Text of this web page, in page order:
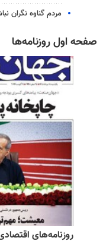
مردم گناوه نگران
صفحه اول روزنامه‌ها
روزنامه‌های اقتصادی یکشنبه